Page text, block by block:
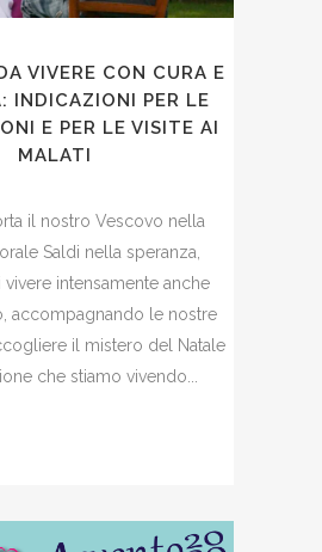
VIVERE CON CURA E
INDICAZIONI PER LE
E PER LE VISITE AI
MALATI
il nostro Vescovo nella
Saldi nella speranza,
intensamente anche
accompagnando le nostre
il mistero del Natale
che stiamo vivendo...